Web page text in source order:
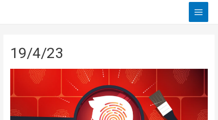
Main
19/4/23